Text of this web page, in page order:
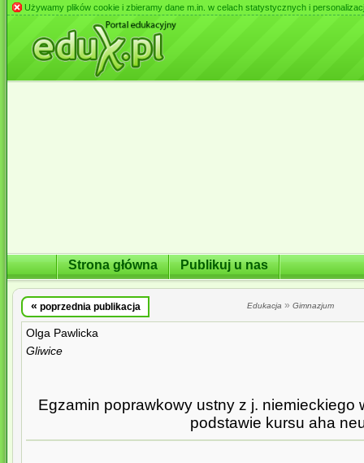
Używamy plików cookie i zbieramy dane m.in. w celach statystycznych i
Strona główna Publikuj u nas
« poprzednia publikacja Edukacja » Gimnazjum
Olga Pawlicka
Gliwice
Egzamin poprawkowy ustny z j. niemieckiego
podstawie kursu aha